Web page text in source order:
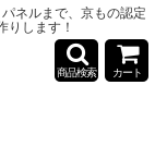
ネルまで、京もの認定
りします！
商品検索 カート